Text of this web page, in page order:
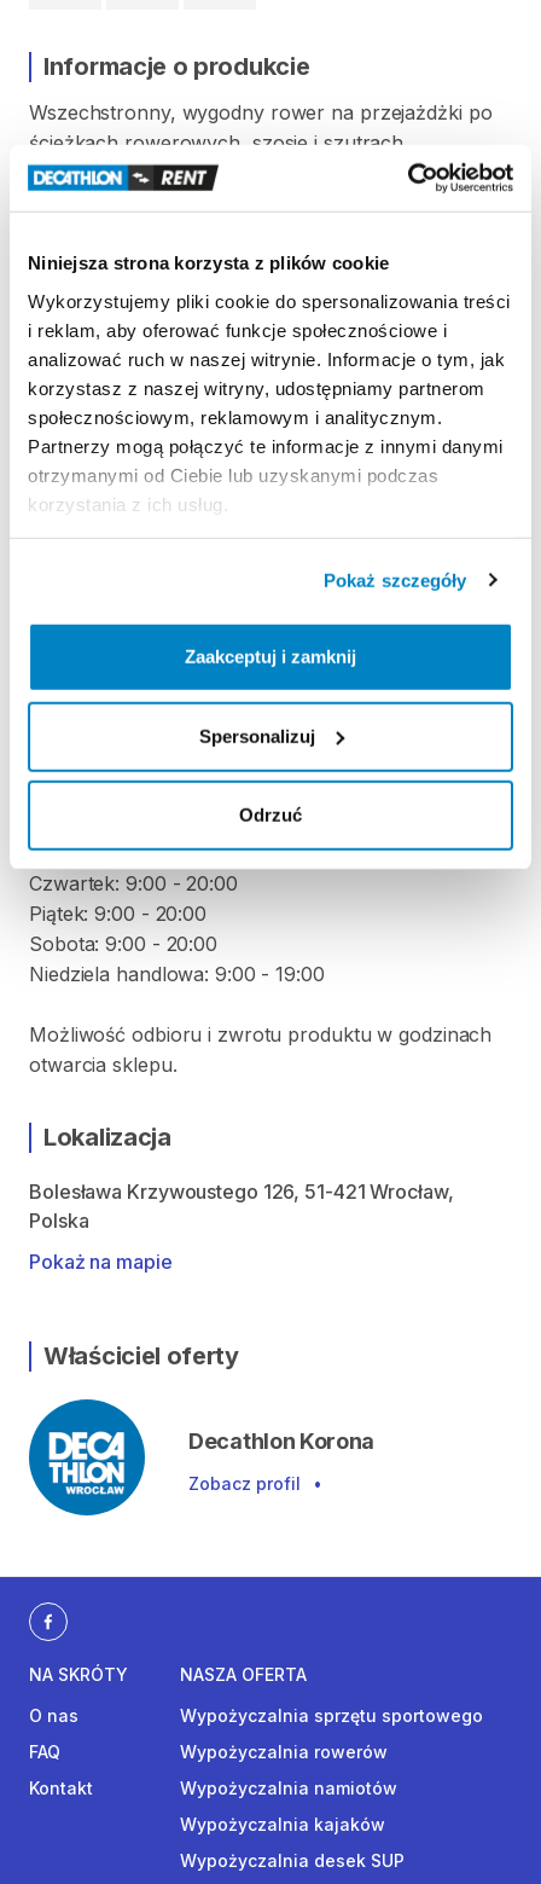
Niniejsza strona korzysta z plików cookie
Wykorzystujemy pliki cookie do spersonalizowania treści
i reklam, aby oferować funkcje społecznościowe i
analizować ruch w naszej witrynie. Informacje o tym, jak
korzystasz z naszej witryny, udostępniamy partnerom
społecznościowym, reklamowym i analitycznym.
Partnerzy mogą połączyć te informacje z innymi danymi
otrzymanymi od Ciebie lub uzyskanymi podczas
korzystania z ich usług.
Pokaż szczegóły
Zaakceptuj i zamknij
Spersonalizuj
Odrzuć
Informacje o produkcie
Wszechstronny​​,​ wygodny rower na przejażdżki po
ścieżkach rowerowych​ szosie i szutrach.
Strona produktu w sklepie
Zasady wypożyczenia
REGULAMIN
Regulamin wypożyczalni
Nie pobieramy kaucji za wypożyczenie tego
ODBIÓR I ZWROT SPRZĘTU
Środa: 9:00 - 20:00
Czwartek: 9:00 - 20:00
Piątek: 9:00 - 20:00
Sobota: 9:00 - 20:00
Niedziela handlowa: 9:00 - 19:00
Możliwość odbioru i zwrotu produktu w godzinach
otwarcia sklepu.
Lokalizacja
Bolesława Krzywoustego 126, 51-421 Wrocław,
Polska
Pokaż na mapie
Właściciel oferty
Decathlon Korona
Zobacz profil •
NA SKRÓTY
O nas
FAQ
Kontakt
NASZA OFERTA
Wypożyczalnia sprzętu sportowego
Wypożyczalnia rowerów
Wypożyczalnia namiotów
Wypożyczalnia kajaków
Wypożyczalnia desek SUP